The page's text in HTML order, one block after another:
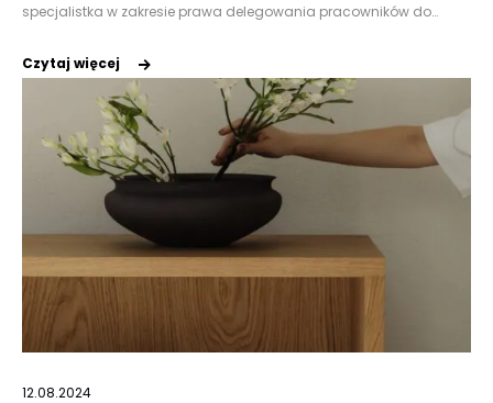
specjalistka w zakresie prawa delegowania pracowników do…
Czytaj więcej
12.08.2024